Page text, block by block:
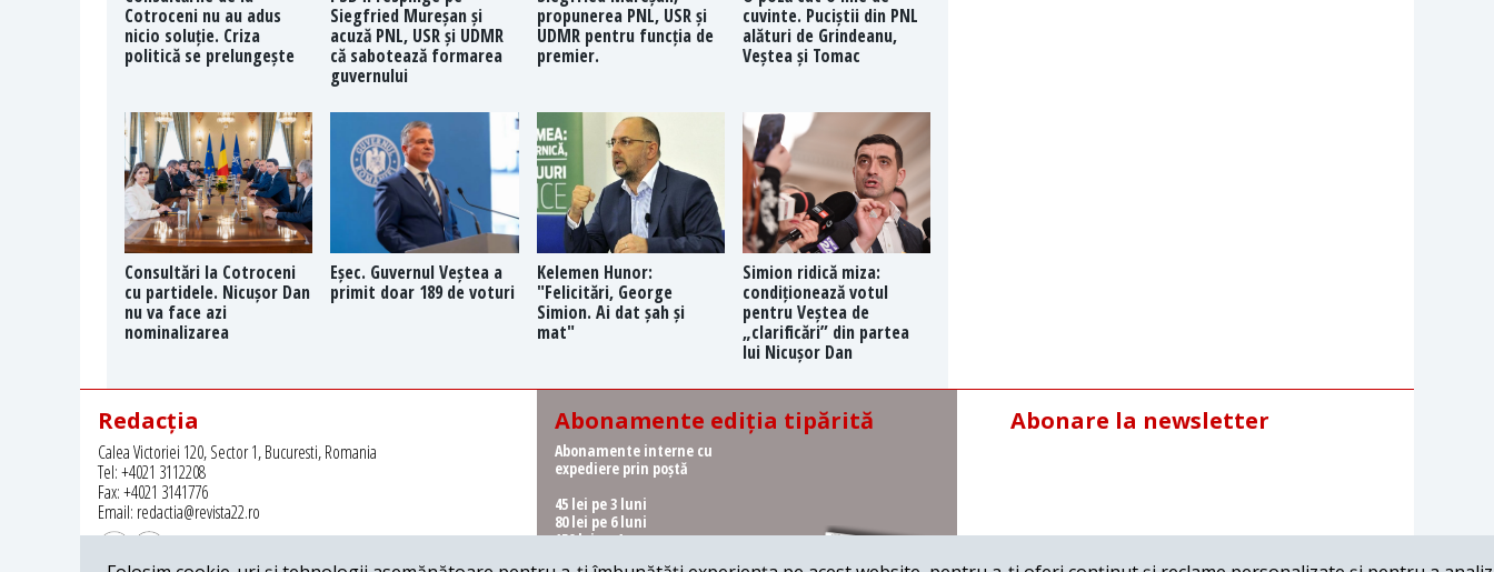
Cotroceni nu au adus
nicio soluție. Criza
politică se prelungește
Siegfried Mureșan și
acuză PNL, USR și UDMR
că sabotează formarea
guvernului
propunerea PNL, USR și
UDMR pentru funcția de
premier.
cuvinte. Puciștii din PNL
alături de Grindeanu,
Veștea și Tomac
Consultări la Cotroceni
cu partidele. Nicușor Dan
nu va face azi
nominalizarea
Eșec. Guvernul Veștea a
primit doar 189 de voturi
Kelemen Hunor:
"Felicitări, George
Simion. Ai dat șah și
mat"
Simion ridică miza:
condiționează votul
pentru Veștea de
„clarificări” din partea
lui Nicușor Dan
Redacția
Calea Victoriei 120, Sector 1, Bucuresti, Romania
Tel: +4021 3112208
Fax: +4021 3141776
Email: redactia@revista22.ro
Abonamente ediția tipărită
Abonamente interne cu
expediere prin poștă
45 lei pe 3 luni
80 lei pe 6 luni
150 lei pe 1 an
Abonare la newsletter